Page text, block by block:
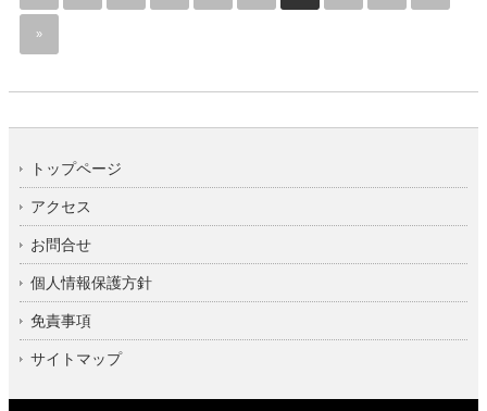
»
トップページ
アクセス
お問合せ
個人情報保護方針
免責事項
サイトマップ